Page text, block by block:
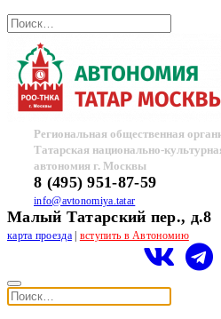
Региональная общественная
Татарская национально-
автономия г. Москвы
8 (495) 951-87-59
info@avtonomiya.tatar
Малый Татарский пер., д.8
карта проезда| вступить в Автономию